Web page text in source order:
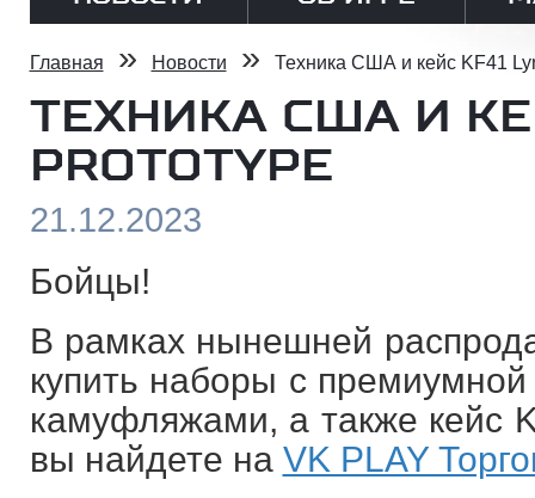
Главная » Новости » Техника США и кейс KF41
ТЕХНИКА США И
PROTOTYPE
21.12.2023
Бойцы!
В рамках нынешней
купить наборы с
камуфляжами, а также кейс
вы найдете на VK PLAY